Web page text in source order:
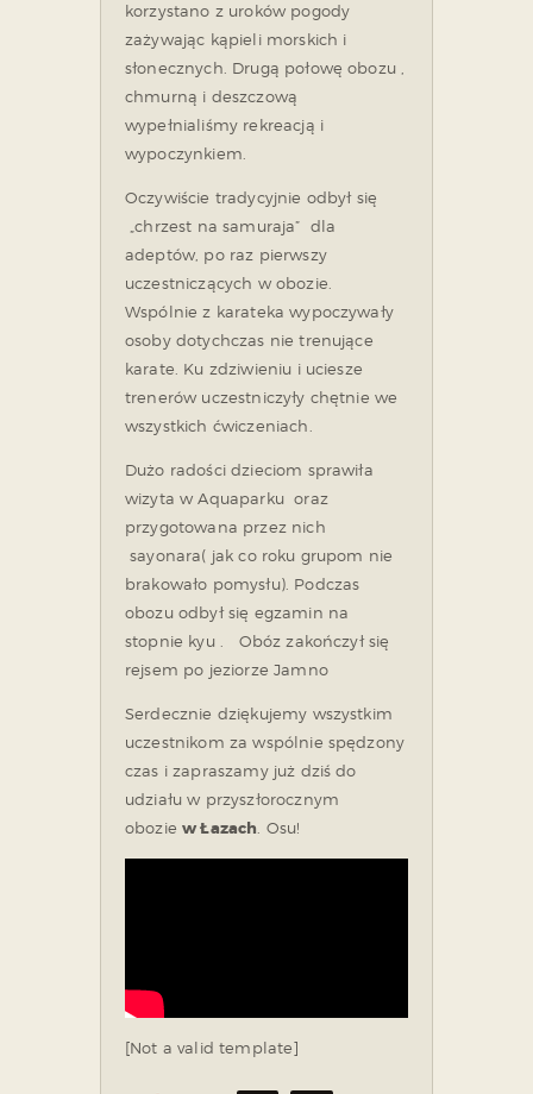
korzystano z uroków pogody
zażywając kąpieli morskich i
słonecznych. Drugą połowę obozu ,
chmurną i deszczową
wypełnialiśmy rekreacją i
wypoczynkiem.
Oczywiście tradycyjnie odbył się
„chrzest na samuraja” dla
adeptów, po raz pierwszy
uczestniczących w obozie.
Wspólnie z karateka wypoczywały
osoby dotychczas nie trenujące
karate. Ku zdziwieniu i uciesze
trenerów uczestniczyły chętnie we
wszystkich ćwiczeniach.
Dużo radości dzieciom sprawiła
wizyta w Aquaparku oraz
przygotowana przez nich
sayonara( jak co roku grupom nie
brakowało pomysłu). Podczas
obozu odbył się egzamin na
stopnie kyu . Obóz zakończył się
rejsem po jeziorze Jamno
Serdecznie dziękujemy wszystkim
uczestnikom za wspólnie spędzony
czas i zapraszamy już dziś do
udziału w przyszłorocznym
oboziew Łazach. Osu!
[Not a valid template]